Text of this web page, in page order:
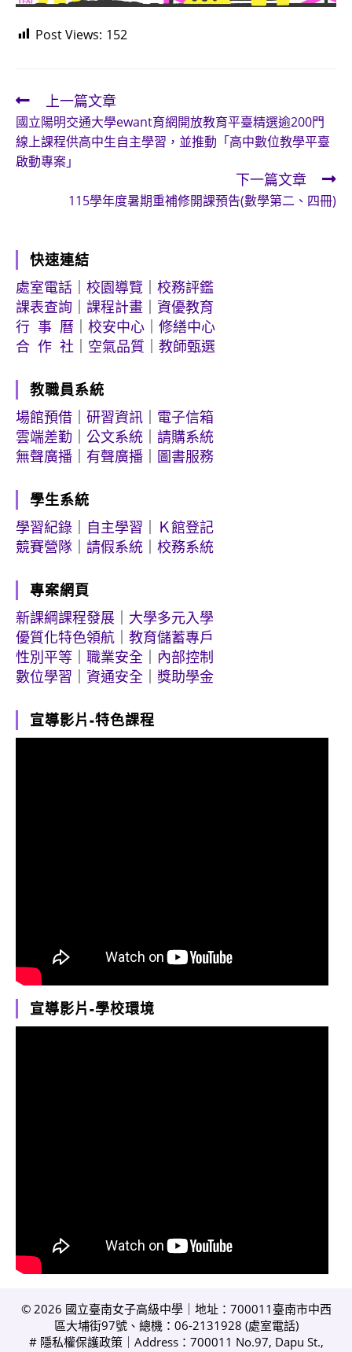
Post Views: 152
Read
more
articles
上一篇文章
國立陽明交通大學ewant育網開放教育平臺精選逾200門
線上課程供高中生自主學習，並推動「高中數位教學平臺
啟動專案」
下一篇文章
115學年度暑期重補修開課預告(數學第二、四冊)
快速連結
處室電話
校園導覽
校務評鑑
課表查詢
課程計畫
資優教育
行 事 曆
校安中心
修繕中心
合 作 社
空氣品質 教師甄選
教職員系統
場館預借
研習資訊
電子信箱
雲端差勤
公文系統
請購系統
無聲廣播
有聲廣播 圖書服務
學生系統
學習紀錄
自主學習
Ｋ館登記
競賽營隊
請假系統 校務系統
專案網頁
新課綱課程發展
大學多元入學
優質化特色領航
教育儲蓄專戶
性別平等
職業安全
內部控制
數位學習
資通安全 獎助學金
宣導影片-特色課程
宣導影片-學校環境
© 2026 國立臺南女子高級中學｜地址：700011臺南市中西
區大埔街97號、總機：06-2131928 (處室電話)
# 隱私權保護政策｜Address：700011 No.97, Dapu St.,